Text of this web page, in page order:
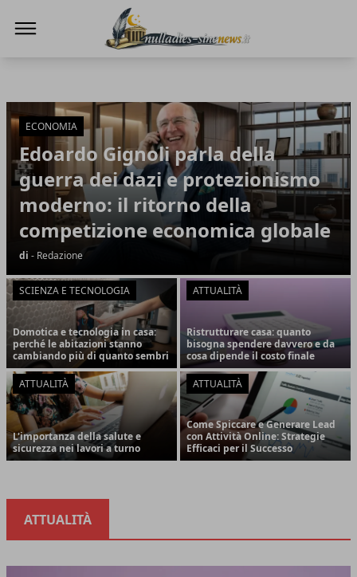
Articoli in Evidenza
ECONOMIA
Edoardo Gignoli parla della
guerra dei dazi e protezionismo
moderno: il ritorno della
competizione economica globale
di - Redazione
SCIENZA E TECNOLOGIA
Domotica e tecnologia in casa:
perché le abitazioni stanno
cambiando più di quanto sembri
ATTUALITÀ
Ristrutturare casa: quanto
bisogna spendere davvero e da
cosa dipende il costo finale
ATTUALITÀ
L'importanza della salute e
sicurezza nei lavori a turno
ATTUALITÀ
Come Spiccare e Generare Lead
con Attività Online: Strategie
Efficaci per il Successo
ATTUALITÀ